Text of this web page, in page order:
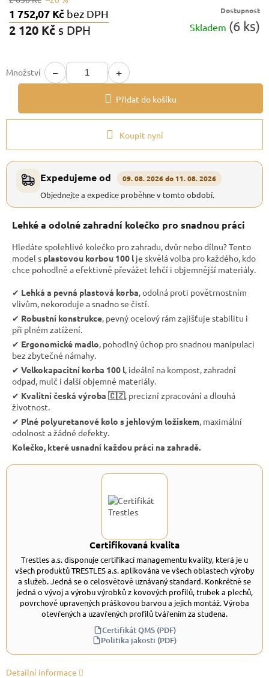
1 752,07 Kč bez DPH
2 120 Kč s DPH
Dostupnost
Skladem (6 ks)
Množství − +
Přidat do košíku
Koupit nyní
Expedujeme od 09. 08. 2026 do 11. 08. 2026
Objednejte a expedice proběhne v tomto období.
Lehké a odolné zahradní kolečko pro snadnou práci
Hledáte spolehlivé kolečko pro zahradu, dvůr nebo dílnu? Tento
model s plastovou korbou 100 lje skvělá volba pro každého, kdo
chce pohodlně a efektivně převážet lehčí i objemnější materiály.
✔︎ Lehká a pevná plastová korba, odolná proti povětrnostním
vlivům, nekoroduje a snadno se čistí.
✔︎ Robustní konstrukce, pevný ocelový rám zajišťuje stabilitu i
při plném zatížení.
✔︎ Ergonomické madlo, pohodlný úchop pro snadnou manipulaci
bez zbytečné námahy.
✔︎ Velkokapacitní korba 100 l, ideální na kompost, zahradní
odpad, mulč i další objemné materiály.
✔︎ Kvalitní česká výroba 🇨🇿, precizní zpracování a dlouhá
životnost.
✔︎ Plné polyuretanové kolo s jehlovým ložiskem, maximální
odolnost a žádné defekty.
Kolečko, které usnadní každou práci na zahradě.
Certifikovaná kvalita
Trestles a.s. disponuje certifikací managementu kvality, která je u
všech produktů TRESTLES a.s. aplikována ve všech oblastech výroby
a služeb. Jedná se o celosvětově uznávaný standard. Konkrétně se
jedná o vývoj a výrobu výrobků z kovových profilů, trubek a plechů,
povrchově upravených práškovou barvou a jejich montáž. Výroba
otevřených a uzavřených profilů tvářením za studena.
Certifikát QMS (PDF)
Politika jakosti (PDF)
Detailní informace